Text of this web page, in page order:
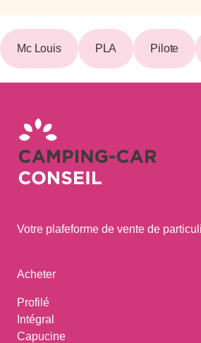
Mc Louis PLA Pilote
Votre plafeforme de vente de
Acheter
Profilé
Intégral
Capucine